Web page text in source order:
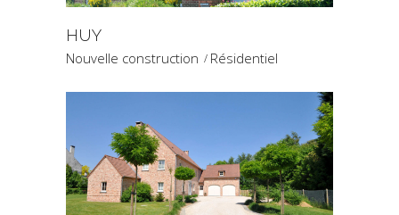
HUY
Nouvelle construction Résidentiel